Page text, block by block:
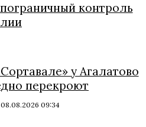
контроль
у Агалатово
перекроют
08.08.2026 09:34